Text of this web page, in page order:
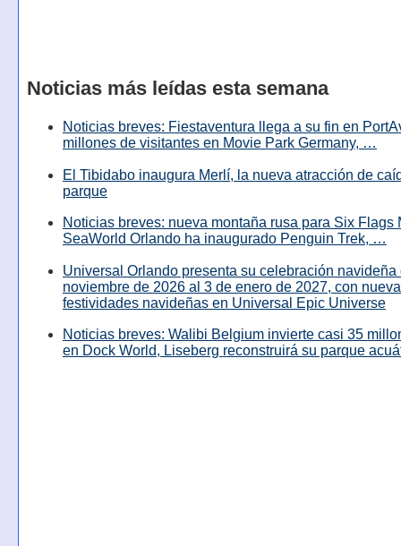
Noticias más leídas esta semana
Noticias breves: Fiestaventura llega a su fin en
millones de visitantes en Movie Park Germany, …
El Tibidabo inaugura Merlí, la nueva atracción de
parque
Noticias breves: nueva montaña rusa para Six Flags
SeaWorld Orlando ha inaugurado Penguin Trek, …
Universal Orlando presenta su celebración navideña
noviembre de 2026 al 3 de enero de 2027, con
festividades navideñas en Universal Epic Universe
Noticias breves: Walibi Belgium invierte casi 35
en Dock World, Liseberg reconstruirá su parque